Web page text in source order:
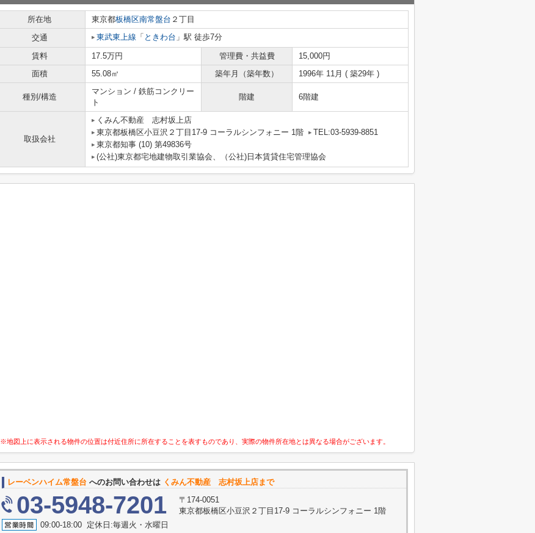
所在地 東京都板橋区南常盤台 ２丁目
交通
東武東上線 「 ときわ台 」駅 徒歩7分
賃料 17.5万円 管理費・共益費
15,000円
面積
55.08㎡ 築年月（築年数） 1996年 11月 ( 築29年 )
種別/構造
マンション / 鉄筋コンクリー
ト
階建 6階建
取扱会社
くみん不動産 志村坂上店
東京都板橋区小豆沢２丁目17-9 コーラルシンフォニー 1階
TEL:03-5939-8851
東京都知事 (10) 第49836号
(公社)東京都宅地建物取引業協会、（公社)日本賃貸住宅管理協会
※地図上に表示される物件の位置は付近住所に所在することを表すものであり、実際の物件所在地とは異なる場合がございます。
レーベンハイム常盤台 へのお問い合わせは くみん不動産 志村坂上店まで
03-5948-7201
〒174-0051
東京都板橋区小豆沢２丁目17-9 コーラルシンフォニー 1階
09:00-18:00 定休日:毎週火・水曜日